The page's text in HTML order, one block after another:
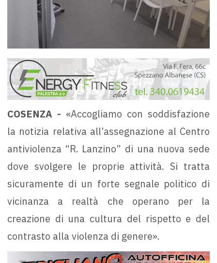
COSENZA - «Accogliamo con soddisfazione
la notizia relativa all’assegnazione al Centro
antiviolenza “R. Lanzino” di una nuova sede
dove svolgere le proprie attività. Si tratta
sicuramente di un forte segnale politico di
vicinanza a realtà che operano per la
creazione di una cultura del rispetto e del
contrasto alla violenza di genere».